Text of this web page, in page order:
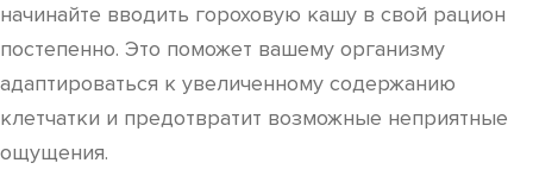
начинайте вводить гороховую кашу в свой рацион
постепенно. Это поможет вашему организму
адаптироваться к увеличенному содержанию
клетчатки и предотвратит возможные неприятные
ощущения.